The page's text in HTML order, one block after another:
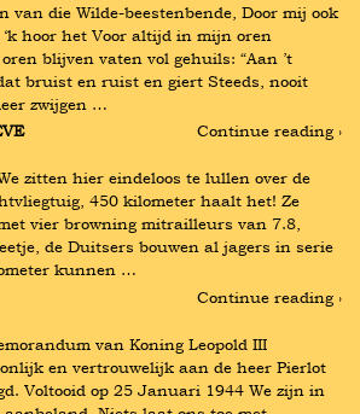
die Wilde-beestenbende, Door mij ook
‘k hoor het Voor altijd in mijn oren
blijven vaten vol gehuils: “Aan ’t
bruist en ruist en giert Steeds, nooit
zwijgen …
Continue reading ›
zitten hier eindeloos te lullen over de
450 kilometer haalt het! Ze
vier browning mitrailleurs van 7.8,
de Duitsers bouwen al jagers in serie
kunnen …
Continue reading ›
van Koning Leopold III
en vertrouwelijk aan de heer Pierlot
Voltooid op 25 Januari 1944 We zijn in